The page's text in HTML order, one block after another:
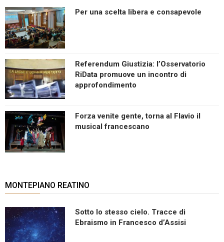
Per una scelta libera e consapevole
Referendum Giustizia: l’Osservatorio
RiData promuove un incontro di
approfondimento
Forza venite gente, torna al Flavio il
musical francescano
MONTEPIANO REATINO
Sotto lo stesso cielo. Tracce di
Ebraismo in Francesco d’Assisi